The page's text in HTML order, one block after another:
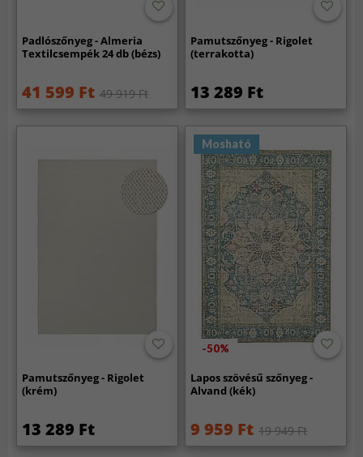
Padlószőnyeg - Almeria
Textilcsempék 24 db (bézs)
41 599 Ft 49 919 Ft
Pamutszőnyeg - Rigolet
(terrakotta)
13 289 Ft
Pamutszőnyeg - Rigolet
(krém)
13 289 Ft
Mosható
-50%
Lapos szövésű szőnyeg -
Alvand (kék)
9 959 Ft 19 949 Ft